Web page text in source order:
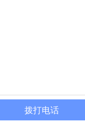
拨打电话